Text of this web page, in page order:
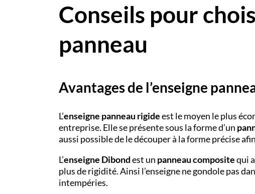
Conseils pour
panneau
Avantages de l’enseigne
L’enseigne panneau rigideest le moyen le plus
entreprise. Elle se présente sous la forme d’un
aussi possible de le découper à la forme précise
L’enseigne Dibondest un panneau compositequi
plus de rigidité. Ainsi l’enseigne ne gondole pas
intempéries.